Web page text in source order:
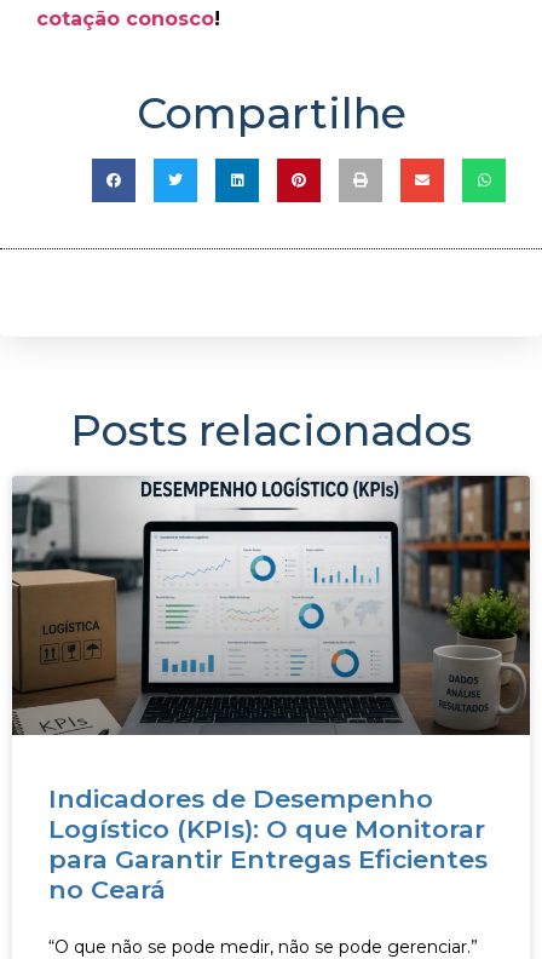
cotação conosco!
Compartilhe
Posts relacionados
Indicadores de Desempenho
Logístico (KPIs): O que Monitorar
para Garantir Entregas Eficientes
no Ceará
“O que não se pode medir, não se pode gerenciar.”